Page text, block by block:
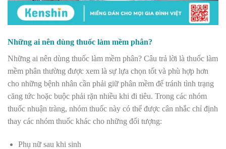
Những ai nên dùng thuốc làm mềm phân?
Những ai nên dùng thuốc làm mềm phân? Câu trả lời là thuốc làm
mềm phân thường được xem là sự lựa chọn tốt và phù hợp hơn
cho những bệnh nhân cần phải giữ phân mềm để tránh tình trạng
căng tức hoặc buộc phải rặn nhiều khi đi tiêu. Trong các nhóm
thuốc nhuận tràng, nhóm thuốc này có thể được cân nhắc chỉ định
thay các nhóm thuốc khác cho những đối tượng:
Phụ nữ sau khi sinh